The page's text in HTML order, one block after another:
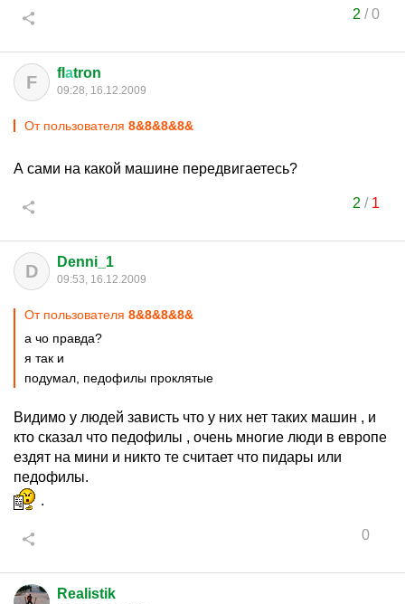
2 /0
F flаtron
09:28, 16.12.2009
От пользователя 8&8&8&8&
А сами на какой машине передвигаетесь?
2 / 1
D Denni_1
09:53, 16.12.2009
От пользователя 8&8&8&8&
а чо правда?
я так и
подумал, педофилы проклятые
Видимо у людей зависть что у них нет таких машин , и
кто сказал что педофилы , очень многие люди в европе
ездят на мини и никто те считает что пидары или
педофилы.
.
0
Realistik